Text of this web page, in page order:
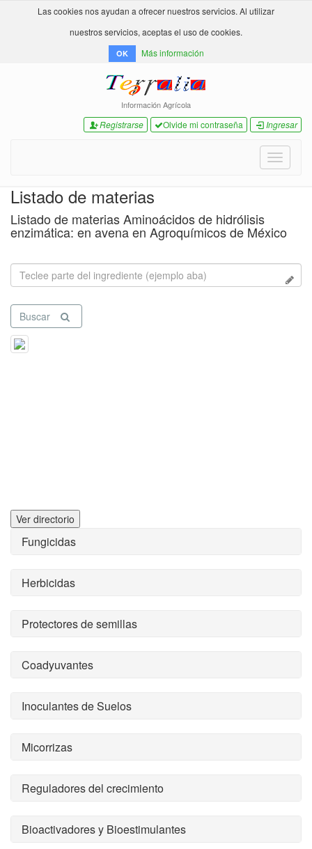
Las cookies nos ayudan a ofrecer nuestros servicios. Al utilizar
nuestros servicios, aceptas el uso de cookies.
OK Más información
Información Agrícola
Registrarse Olvide mi contraseña Ingresar
Toggle
Listado de materias
Listado de materias Aminoácidos de hidrólisis
enzimática: en avena en Agroquímicos de México
Buscar
Ver directorio
Fungicidas
Herbicidas
Protectores de semillas
Coadyuvantes
Inoculantes de Suelos
Micorrizas
Reguladores del crecimiento
Bioactivadores y Bioestimulantes